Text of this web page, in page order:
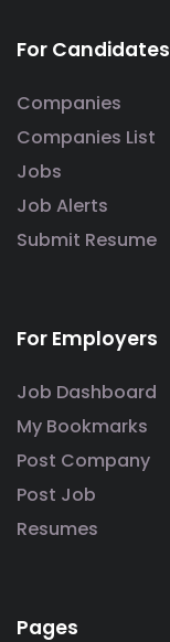
For Candidates
Companies
Companies List
Jobs
Job Alerts
Submit Resume
For Employers
Job Dashboard
My Bookmarks
Post Company
Post Job
Resumes
Pages